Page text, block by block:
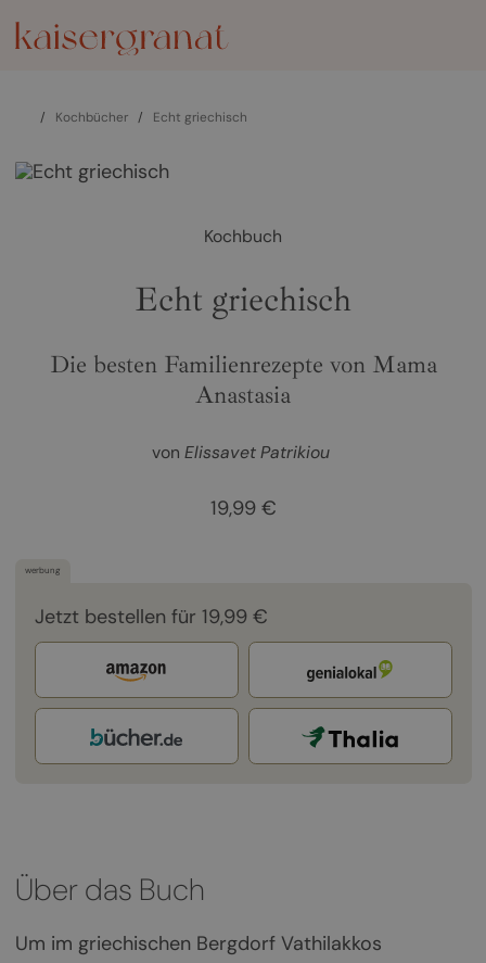
/ Kochbücher / Echt griechisch
Kochbuch
Echt griechisch
Die besten Familienrezepte von Mama
Anastasia
vonElissavet Patrikiou
19,99 €
werbung
Jetzt bestellen für 19,99 €
Über das Buch
Um im griechischen Bergdorf Vathilakkos